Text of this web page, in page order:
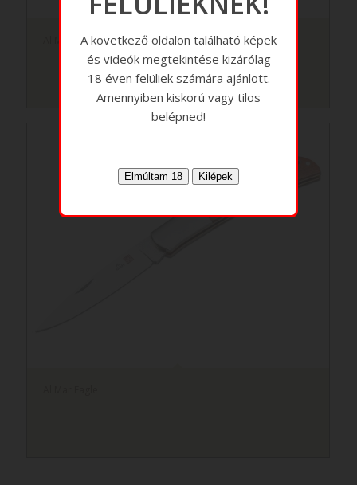
Al Mar Eagle Heavy
A következő oldalon található képek
és videók megtekintése kizárólag
18 éven felüliek számára ajánlott.
Amennyiben kiskorú vagy tilos
belépned!